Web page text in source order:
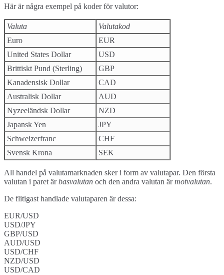
Här är några exempel på koder för valutor:
Valuta
Valutakod
Euro
EUR
United States Dollar
USD
Brittiskt Pund (Sterling)
GBP
Kanadensisk Dollar
CAD
Australisk Dollar
AUD
Nyzeeländsk Dollar
NZD
Japansk Yen
JPY
Schweizerfranc
CHF
Svensk Krona
SEK
All handel på valutamarknaden sker i form av valutapar. Den första
valutan i paret ärbasvalutan och den andra valutan ärmotvalutan.
De flitigast handlade valutaparen är dessa:
EUR/USD
USD/JPY
GBP/USD
AUD/USD
USD/CHF
NZD/USD
USD/CAD